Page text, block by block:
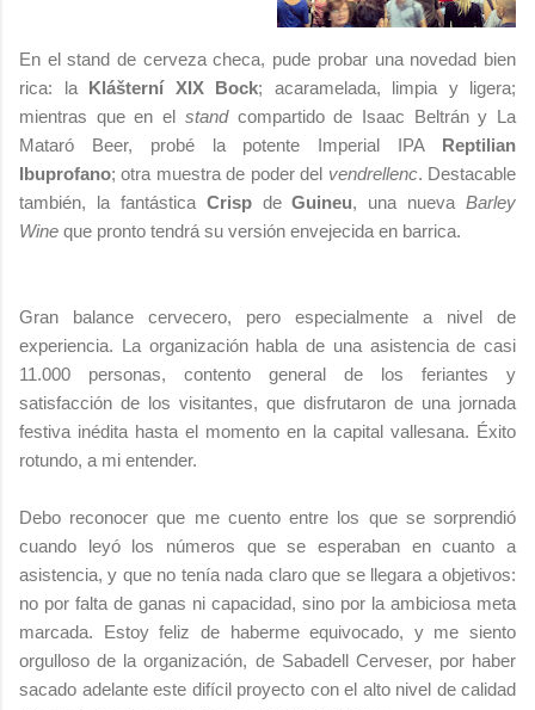
En el stand de cerveza checa, pude probar una novedad bien
rica: la Klášterní XIX Bock; acaramelada, limpia y ligera;
mientras que en el standcompartido de Isaac Beltrán y La
Mataró Beer, probé la potente Imperial IPA Reptilian
Ibuprofano; otra muestra de poder del vendrellenc. Destacable
también, la fantástica CrispdeGuineu, una nueva Barley
Wine que pronto tendrá su versión envejecida en barrica.
Gran balance cervecero, pero especialmente a nivel de
experiencia. La organización habla de una asistencia de casi
11.000 personas, contento general de los feriantes y
satisfacción de los visitantes, que disfrutaron de una jornada
festiva inédita hasta el momento en la capital vallesana. Éxito
rotundo, a mi entender.
Debo reconocer que me cuento entre los que se sorprendió
cuando leyó los números que se esperaban en cuanto a
asistencia, y que no tenía nada claro que se llegara a objetivos:
no por falta de ganas ni capacidad, sino por la ambiciosa meta
marcada. Estoy feliz de haberme equivocado, y me siento
orgulloso de la organización, de Sabadell Cerveser, por haber
sacado adelante este difícil proyecto con el alto nivel de calidad